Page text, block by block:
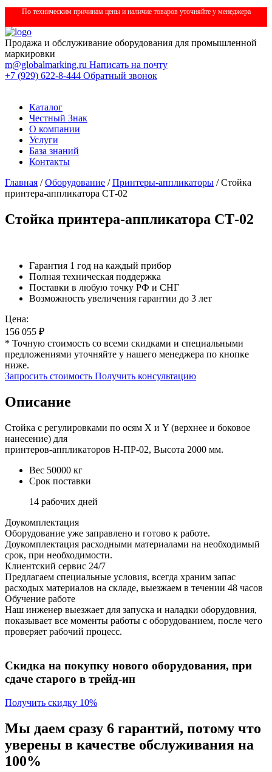
По техническим причинам цены и наличие товаров уточняйте у менеджера
Продажа и обслуживание оборудования для промышленной
маркировки
m@globalmarking.ru Написать на почту
+7 (929) 622-8-444 Обратный звонок
Каталог
Честный Знак
О компании
Услуги
База знаний
Контакты
Главная /Оборудование /Принтеры-аппликаторы / Стойка
принтера-аппликатора СТ-02
Стойка принтера-аппликатора СТ-02
Гарантия 1 год на каждый прибор
Полная техническая поддержка
Поставки в любую точку РФ и СНГ
Возможность увеличения гарантии до 3 лет
Цена:
156 055 ₽
* Точную стоимость со всеми скидками и специальными
предложениями уточняйте у нашего менеджера по кнопке
ниже.
Запросить стоимость Получить консультацию
Описание
Стойка с регулировками по осям Х и Y (верхнее и боковое
нанесение) для
принтеров-аппликаторов Н-ПР-02, Высота 2000 мм.
Вес 50000 кг
Срок поставки
14 рабочих дней
Доукомплектация
Оборудование уже заправлено и готово к работе.
Доукомплектация расходными материалами на необходимый
срок, при необходимости.
Клиентский сервис 24/7
Предлагаем специальные условия, всегда храним запас
расходых материалов на складе, выезжаем в течении 48 часов
Обучение работе
Наш инженер выезжает для запуска и наладки оборудовния,
показывает все моменты работы с оборудованием, после чего
проверяет рабочий процесс.
Скидка на покупку нового оборудования, при
сдаче старого в трейд-ин
Получить скидку 10%
Мы даем сразу 6 гарантий, потому что
уверены в качестве обслуживания на
100%